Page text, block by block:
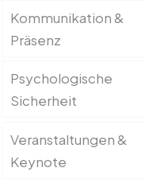
Kommunikation &
Präsenz
Psychologische
Sicherheit
Veranstaltungen &
Keynote